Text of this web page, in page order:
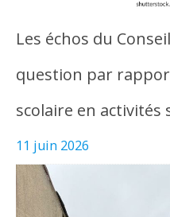
Les échos du
question par
scolaire en activités
11 juin 2026